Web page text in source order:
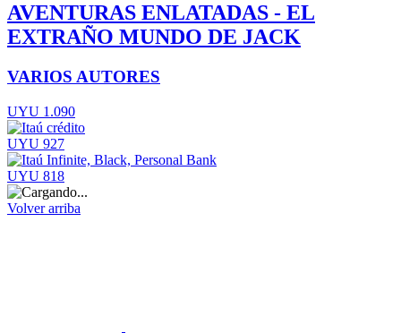
AVENTURAS ENLATADAS - EL
EXTRAÑO MUNDO DE JACK
VARIOS AUTORES
UYU 1.090
UYU 927
UYU 818
Volver arriba